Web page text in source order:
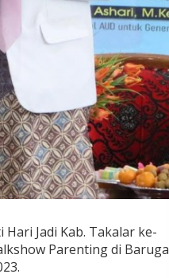
Jadi Kab. Takalar ke-
Parenting di Baruga